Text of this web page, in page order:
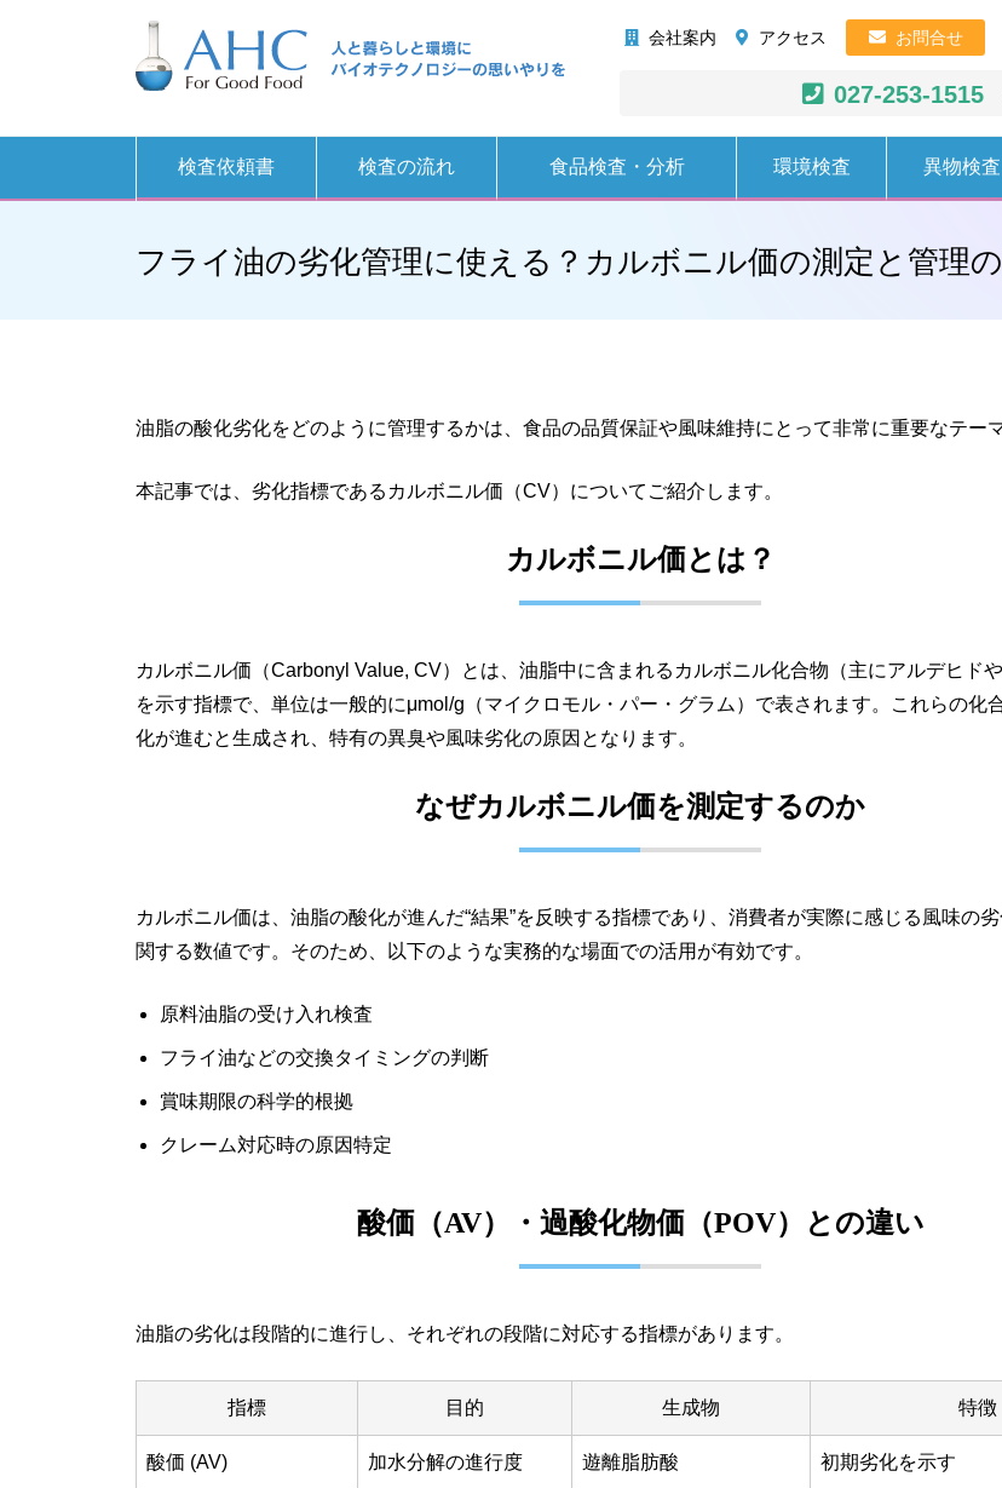
株式会社AHC
会社案内 アクセス お問合せ
027-253-1515
検査依頼書 検査の流れ 食品検査・分析 環境検査 異物検査
フライ油の劣化管理に使える？カルボニル価の測定と管理
油脂の酸化劣化をどのように管理するかは、食品の品質保証や風味維持にとって非常に重要なテーマ
本記事では、劣化指標であるカルボニル価（CV）についてご紹介します。
カルボニル価とは？
カルボニル価（Carbonyl Value, CV）とは、油脂中に含まれるカルボニル化合物（主にアルデヒド
を示す指標で、単位は一般的にμmol/g（マイクロモル・パー・グラム）で表されます。これらの化
化が進むと生成され、特有の異臭や風味劣化の原因となります。
なぜカルボニル価を測定するのか
カルボニル価は、油脂の酸化が進んだ“結果”を反映する指標であり、消費者が実際に感じる風味の
関する数値です。そのため、以下のような実務的な場面での活用が有効です。
原料油脂の受け入れ検査
フライ油などの交換タイミングの判断
賞味期限の科学的根拠
クレーム対応時の原因特定
酸価（AV）・過酸化物価（POV）との違い
油脂の劣化は段階的に進行し、それぞれの段階に対応する指標があります。
指標 目的 生成物 特徴
酸価 (AV) 加水分解の進行度 遊離脂肪酸 初期劣化を示す